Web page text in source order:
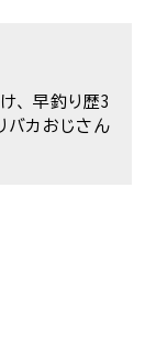
、早釣り歴3
バカおじさん